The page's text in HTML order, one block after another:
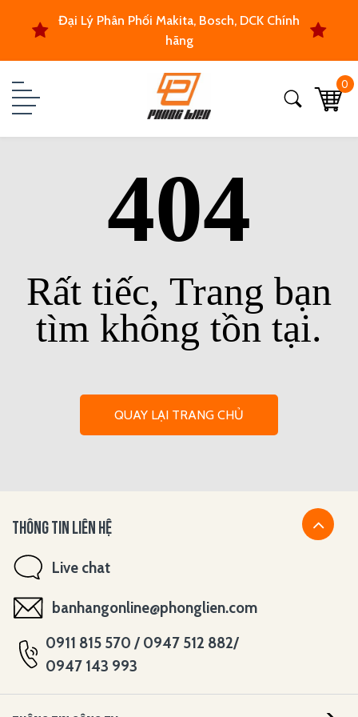
Đại Lý Phân Phối Makita, Bosch, DCK Chính
hãng
0
404
Rất tiếc, Trang bạn
tìm không tồn tại.
QUAY LẠI TRANG CHỦ
THÔNG TIN LIÊN HỆ
Live chat
banhangonline@phonglien.com
0911 815 570 / 0947 512 882/
0947 143 993